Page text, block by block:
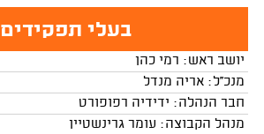
בעלי תפקידים
יושב ראש: רמי כהן
מנכ''ל: אריה מנדל
חבר הנהלה: ידידיה רפופורט
מנהל הקבוצה: עומר גרינשטיין